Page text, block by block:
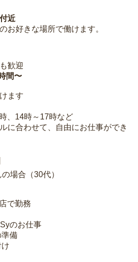
近
お好きな場所で働けます。
歓迎
間〜
ます
、14時～17時など
に合わせて、自由にお仕事ができ
場合（30代）
で勤務
のお仕事
備